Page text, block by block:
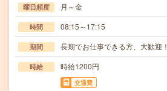
曜日頻度 月～金
時間 08:15～17:15
期間 長期でお仕事できる方、大歓迎！
時給 時給1200円
交通費